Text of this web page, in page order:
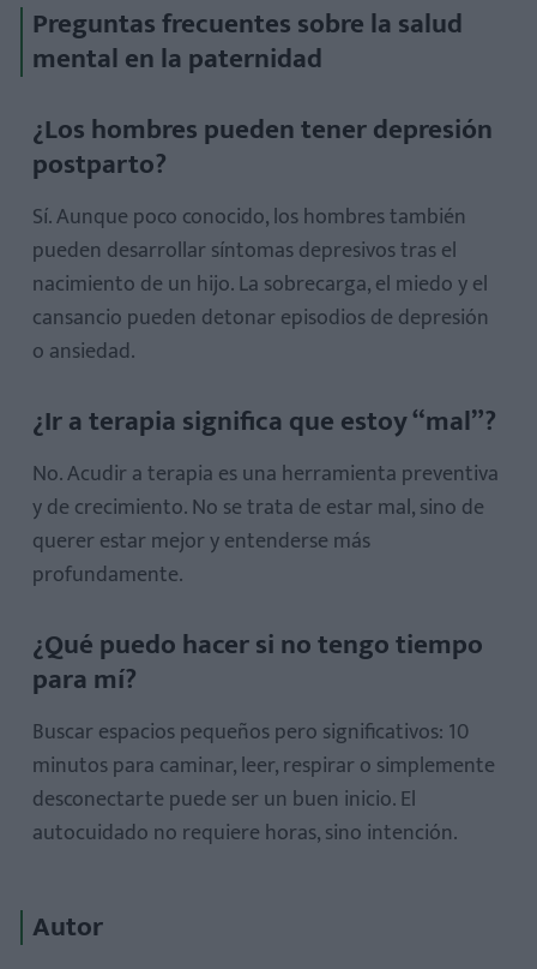
Preguntas frecuentes sobre la salud
mental en la paternidad
¿Los hombres pueden tener depresión
postparto?
Sí. Aunque poco conocido, los hombres también
pueden desarrollar síntomas depresivos tras el
nacimiento de un hijo. La sobrecarga, el miedo y el
cansancio pueden detonar episodios de depresión
o ansiedad.
¿Ir a terapia significa que estoy “mal”?
No. Acudir a terapia es una herramienta preventiva
y de crecimiento. No se trata de estar mal, sino de
querer estar mejor y entenderse más
profundamente.
¿Qué puedo hacer si no tengo tiempo
para mí?
Buscar espacios pequeños pero significativos: 10
minutos para caminar, leer, respirar o simplemente
desconectarte puede ser un buen inicio. El
autocuidado no requiere horas, sino intención.
Autor